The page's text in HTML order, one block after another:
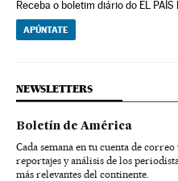
Receba o boletim diário do EL PAÍS
APÚNTATE
NEWSLETTERS
Boletín de América
Cada semana en tu cuenta de
reportajes y análisis de los
más relevantes del continente.